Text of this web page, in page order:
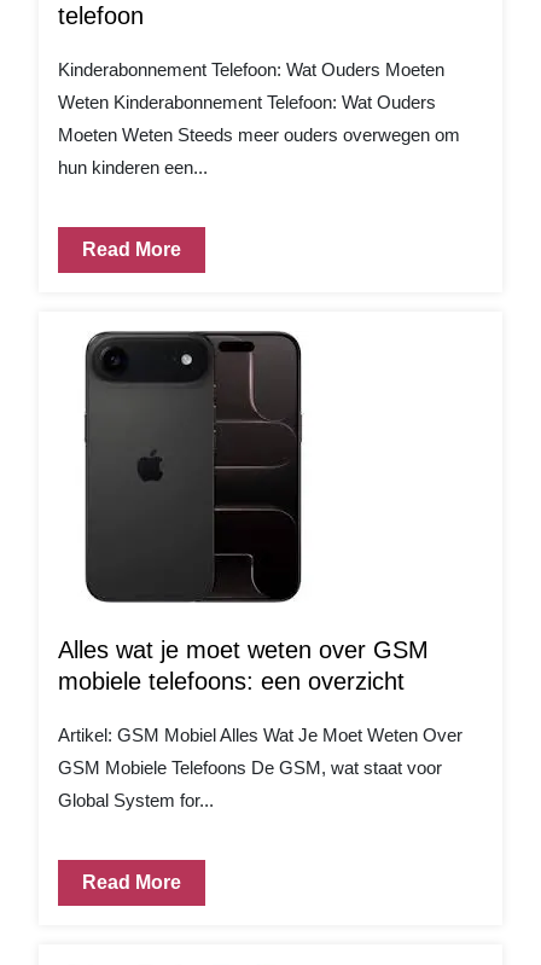
telefoon
Kinderabonnement Telefoon: Wat Ouders Moeten
Weten Kinderabonnement Telefoon: Wat Ouders
Moeten Weten Steeds meer ouders overwegen om
hun kinderen een...
Read More
Alles wat je moet weten over GSM
mobiele telefoons: een overzicht
Artikel: GSM Mobiel Alles Wat Je Moet Weten Over
GSM Mobiele Telefoons De GSM, wat staat voor
Global System for...
Read More